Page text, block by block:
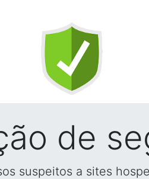
de
suspeitos a sites